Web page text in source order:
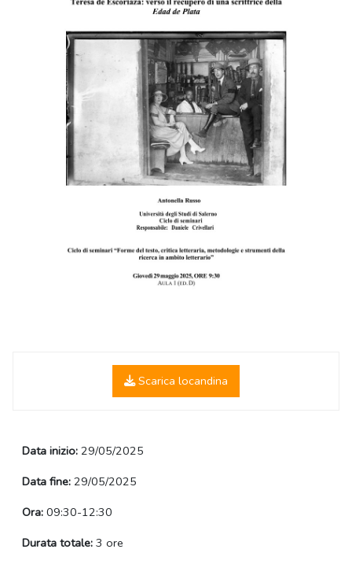
Scarica locandina
Data inizio: 29/05/2025
Data fine: 29/05/2025
Ora: 09:30-12:30
Durata totale: 3 ore